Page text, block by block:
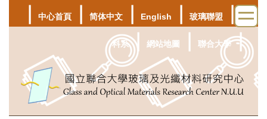
中心首頁 简体中文 English 玻璃聯盟 ｜材
料系｜ 網站地圖 聯合大學｜